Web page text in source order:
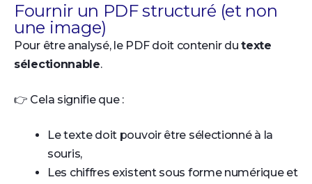
Fournir un PDF structuré (et non
une image)
Pour être analysé, le PDF doit contenir dutexte
sélectionnable.
👉 Cela signifie que :
Le texte doit pouvoir être sélectionné à la
souris,
Les chiffres existent sous forme numérique et